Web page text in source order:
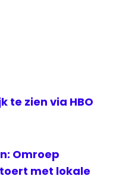
te zien via HBO
Omroep
met lokale